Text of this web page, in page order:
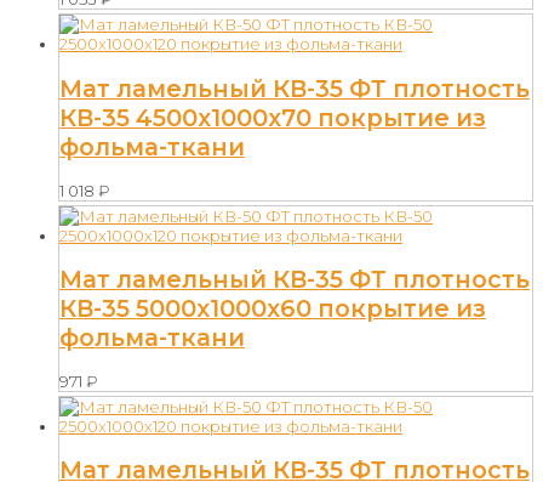
Мат ламельный КВ-35 ФТ плотность
КВ-35 4500х1000х70 покрытие из
фольма-ткани
1 018 ₽
Мат ламельный КВ-35 ФТ плотность
КВ-35 5000х1000х60 покрытие из
фольма-ткани
971 ₽
Мат ламельный КВ-35 ФТ плотность